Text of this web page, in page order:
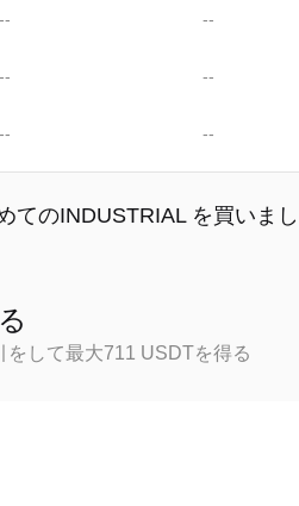
-- --
-- --
-- --
てのINDUSTRIAL を買いま
をして最大711 USDTを得る